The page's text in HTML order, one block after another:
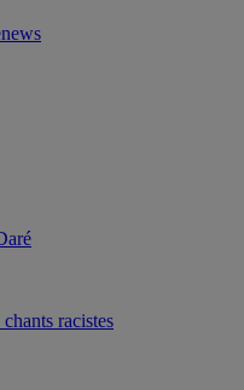
racistes